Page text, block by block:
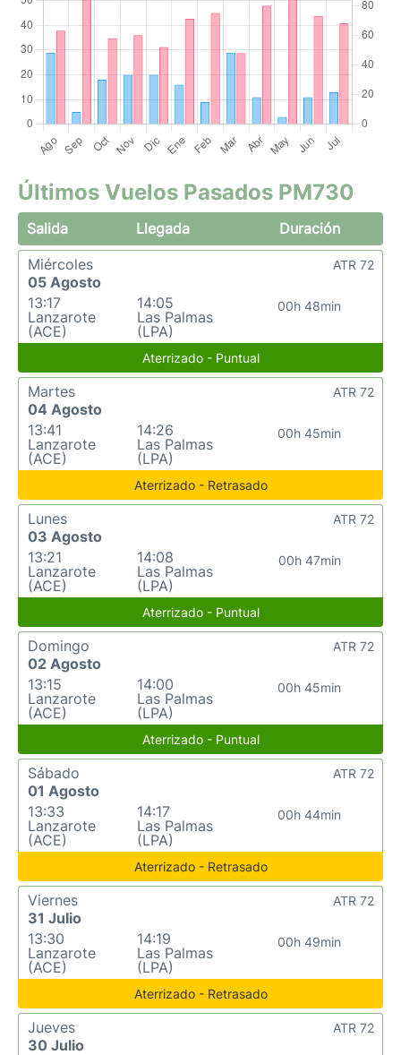
Últimos Vuelos Pasados PM730
Salida Llegada
Duración
Miércoles
05 Agosto
13:17
Lanzarote
(ACE)
14:05
Las Palmas
(LPA)
00h 48min
ATR 72
Aterrizado - Puntual
Martes
04 Agosto
13:41
Lanzarote
(ACE)
14:26
Las Palmas
(LPA)
00h 45min
ATR 72
Aterrizado - Retrasado
Lunes
03 Agosto
13:21
Lanzarote
(ACE)
14:08
Las Palmas
(LPA)
00h 47min
ATR 72
Aterrizado - Puntual
Domingo
02 Agosto
13:15
Lanzarote
(ACE)
14:00
Las Palmas
(LPA)
00h 45min
ATR 72
Aterrizado - Puntual
Sábado
01 Agosto
13:33
Lanzarote
(ACE)
14:17
Las Palmas
(LPA)
00h 44min
ATR 72
Aterrizado - Retrasado
Viernes
31 Julio
13:30
Lanzarote
(ACE)
14:19
Las Palmas
(LPA)
00h 49min
ATR 72
Aterrizado - Retrasado
Jueves
30 Julio
ATR 72